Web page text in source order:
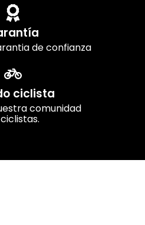
de confianza
ciclista
comunidad